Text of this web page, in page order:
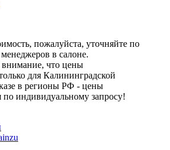
пожалуйста, уточняйте по
в салоне.
что цены
для Калининградской
в регионы РФ - цены
по индивидуальному запросу!